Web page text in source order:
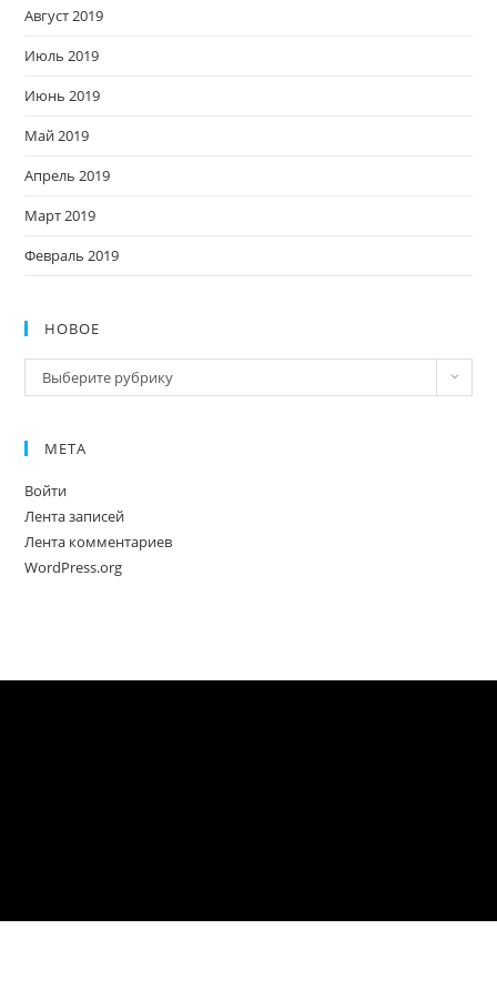
Август 2019
Июль 2019
Июнь 2019
Май 2019
Апрель 2019
Март 2019
Февраль 2019
НОВОЕ
Новое
Выберите рубрику
МЕТА
Войти
Лента записей
Лента комментариев
WordPress.org